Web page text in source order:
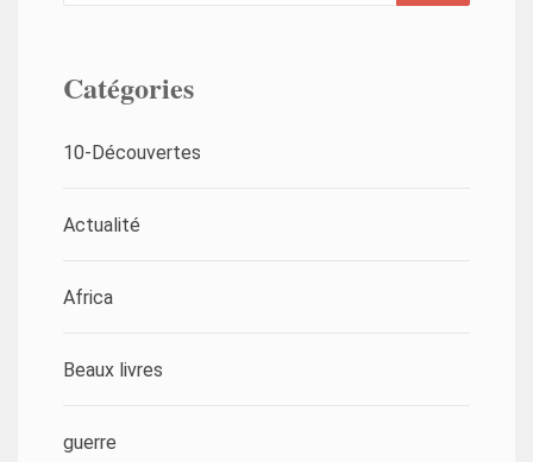
Catégories
10-Découvertes
Actualité
Africa
Beaux livres
guerre